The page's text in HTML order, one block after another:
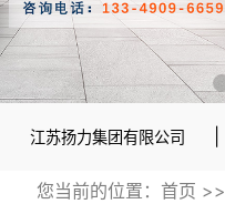
江苏扬力集团有限公司
您当前的位置： 首页 >>